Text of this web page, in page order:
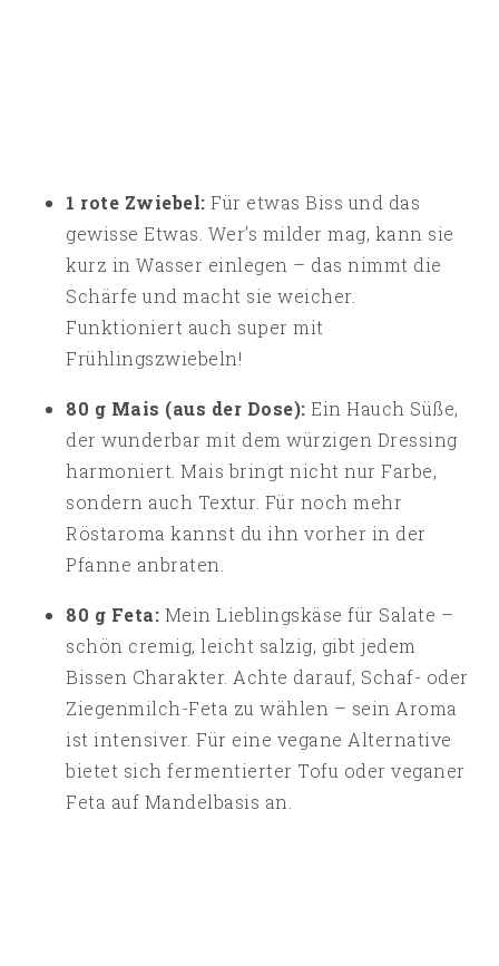
1 rote Zwiebel: Für etwas Biss und das
gewisse Etwas. Wer’s milder mag, kann sie
kurz in Wasser einlegen – das nimmt die
Schärfe und macht sie weicher.
Funktioniert auch super mit
Frühlingszwiebeln!
80 g Mais (aus der Dose): Ein Hauch Süße,
der wunderbar mit dem würzigen Dressing
harmoniert. Mais bringt nicht nur Farbe,
sondern auch Textur. Für noch mehr
Röstaroma kannst du ihn vorher in der
Pfanne anbraten.
80 g Feta: Mein Lieblingskäse für Salate –
schön cremig, leicht salzig, gibt jedem
Bissen Charakter. Achte darauf, Schaf- oder
Ziegenmilch-Feta zu wählen – sein Aroma
ist intensiver. Für eine vegane Alternative
bietet sich fermentierter Tofu oder veganer
Feta auf Mandelbasis an.